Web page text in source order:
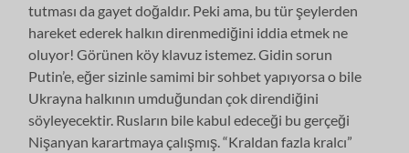
tutması da gayet doğaldır. Peki ama, bu tür şeylerden
hareket ederek halkın direnmediğini iddia etmek ne
oluyor! Görünen köy klavuz istemez. Gidin sorun
Putin’e, eğer sizinle samimi bir sohbet yapıyorsa o bile
Ukrayna halkının umduğundan çok direndiğini
söyleyecektir. Rusların bile kabul edeceği bu gerçeği
Nişanyan karartmaya çalışmış. “Kraldan fazla kralcı”